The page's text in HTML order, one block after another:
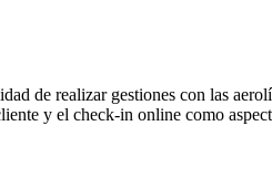
de realizar gestiones con las
y el check-in online como